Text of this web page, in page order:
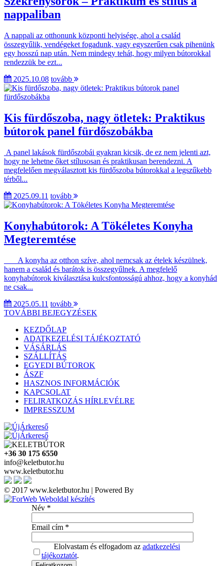
nappaliban
A nappali az otthonunk központi helyisége, ahol a család
összegyűlik, vendégeket fogadunk, vagy egyszerűen csak pihenünk
egy hosszú nap után. Nem mindegy tehát, hogy milyen bútorokkal
rendezzük be ezt...
2025.10.08 tovább
Kis fürdőszoba, nagy ötletek: Praktikus
bútorok panel fürdőszobákba
A panel lakások fürdőszobái gyakran kicsik, de ez nem jelenti azt,
hogy ne lehetne őket stílusosan és praktikusan berendezni. A
megfelelően megválasztott kis fürdőszoba bútorokkal a legszűkebb
térből...
2025.09.11 tovább
Konyhabútorok: A Tökéletes Konyha
Megteremtése
A konyha az otthon szíve, ahol nemcsak az ételek készülnek,
hanem a család és barátok is összegyűlnek. A megfelelő
konyhabútorok kiválasztása kulcsfontosságú ahhoz, hogy a konyhád
ne csak...
2025.05.11 tovább
TOVÁBBI BEJEGYZÉSEK
KEZDŐLAP
ADATKEZELÉSI TÁJÉKOZTATÓ
VÁSÁRLÁS
SZÁLLÍTÁS
EGYEDI BÚTOROK
ÁSZF
HASZNOS INFORMÁCIÓK
KAPCSOLAT
FELIRATKOZÁS HÍRLEVÉLRE
IMPRESSZUM
+36 30 175 6550
info@keletbutor.hu
www.keletbutor.hu
© 2017 www.keletbutor.hu | Powered By
Név *
Email cím *
Elolvastam és elfogadom az adatkezelési
tájékoztatót.